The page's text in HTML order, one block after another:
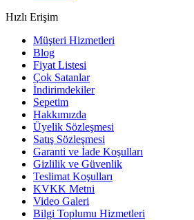
Hızlı Erişim
Müşteri Hizmetleri
Blog
Fiyat Listesi
Çok Satanlar
İndirimdekiler
Sepetim
Hakkımızda
Üyelik Sözleşmesi
Satış Sözleşmesi
Garanti ve İade Koşulları
Gizlilik ve Güvenlik
Teslimat Koşulları
KVKK Metni
Video Galeri
Bilgi Toplumu Hizmetleri